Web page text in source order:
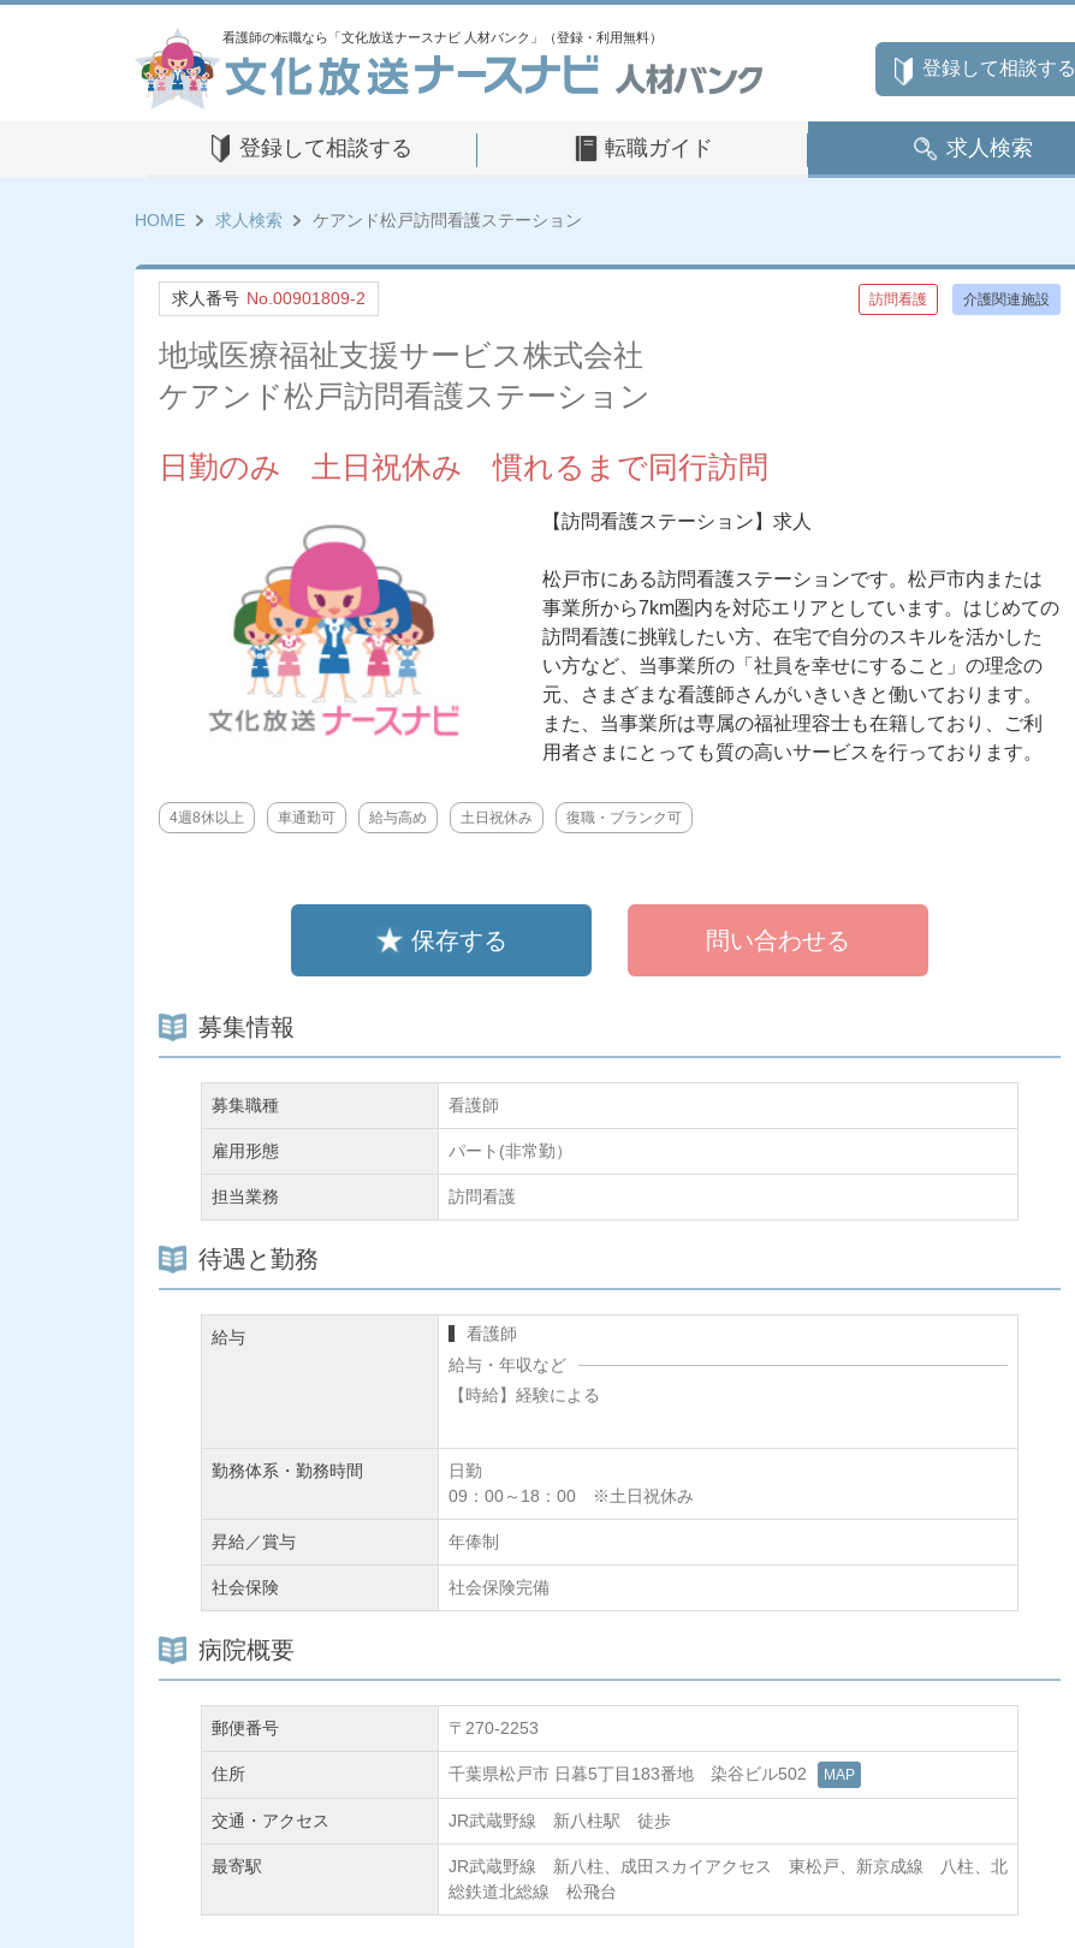
看護師の転職なら「文化放送ナースナビ 人材バンク」（登録・利用無料）
登録して相談する
登録して相談する 転職ガイド 求人検索
HOME 求人検索 ケアンド松戸訪問看護ステーション
求人番号 No.00901809-2 訪問看護 介護関連施設
地域医療福祉支援サービス株式会社
ケアンド松戸訪問看護ステーション
日勤のみ 土日祝休み 慣れるまで同行訪問
【訪問看護ステーション】求人
松戸市にある訪問看護ステーションです。松戸市内または
事業所から7km圏内を対応エリアとしています。はじめての
訪問看護に挑戦したい方、在宅で自分のスキルを活かした
い方など、当事業所の「社員を幸せにすること」の理念の
元、さまざまな看護師さんがいきいきと働いております。
また、当事業所は専属の福祉理容士も在籍しており、ご利
用者さまにとっても質の高いサービスを行っております。
4週8休以上 車通勤可 給与高め 土日祝休み 復職・ブランク可
保存する 問い合わせる
募集情報
募集職種 看護師
雇用形態 パート(非常勤）
担当業務 訪問看護
待遇と勤務
給与
看護師
給与・年収など
【時給】経験による
勤務体系・勤務時間
日勤
09：00～18：00 ※土日祝休み
昇給／賞与 年俸制
社会保険 社会保険完備
病院概要
郵便番号 〒270-2253
住所 千葉県松戸市 日暮5丁目183番地 染谷ビル502 MAP
交通・アクセス JR武蔵野線 新八柱駅 徒歩
最寄駅
JR武蔵野線 新八柱、成田スカイアクセス 東松戸、新京成線 八柱、北
総鉄道北総線 松飛台